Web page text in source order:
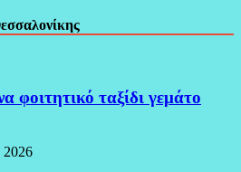
ταξίδι γεμάτο
2026